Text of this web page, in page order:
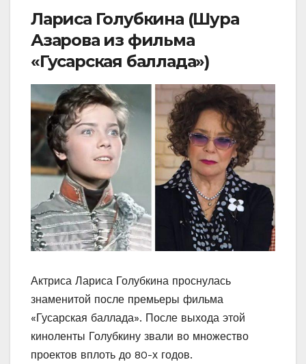
Лариса Голубкина (Шура
Азарова из фильма
«Гусарская баллада»)
Актриса Лариса Голубкина проснулась
знаменитой после премьеры фильма
«Гусарская баллада». После выхода этой
киноленты Голубкину звали во множество
проектов вплоть до 80-х годов.